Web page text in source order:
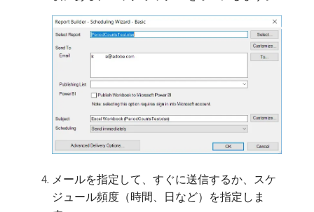
メールを指定して、すぐに送信するか、スケ
ジュール頻度（時間、日など）を指定しま